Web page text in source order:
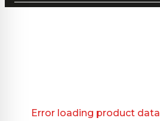
Error loading product